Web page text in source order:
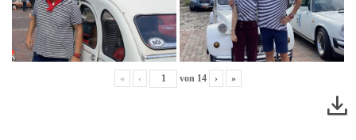
« ‹ von 14 › »